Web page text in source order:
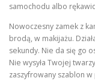
samochodu albo
Nowoczesny zamek z
brodą, w makijażu.
sekundy. Nie da się go
Nie wysyła Twojej
zaszyfrowany szablon